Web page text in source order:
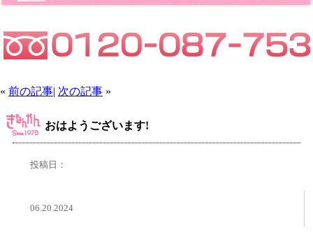
« 前の記事| 次の記事 »
おはようございます!
投稿日：
06.20.2024